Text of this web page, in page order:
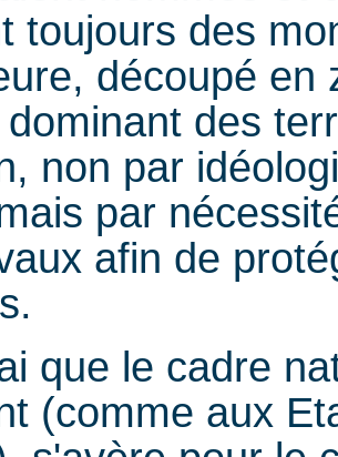
toujours des
découpé en
des
non par
par
afin de
que le cadre
(comme aux